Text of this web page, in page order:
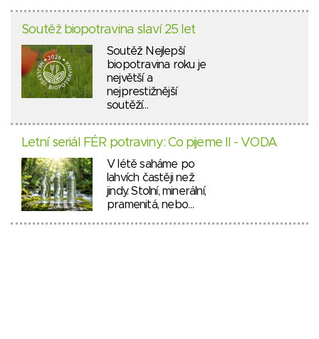
Soutěž biopotravina slaví 25 let
Soutěž Nejlepší
biopotravina roku je
největší a
nejprestižnější
soutěží…
Letní seriál FÉR potraviny: Co pijeme II - VODA
V létě saháme po
lahvích častěji než
jindy. Stolní, minerální,
pramenitá, nebo…